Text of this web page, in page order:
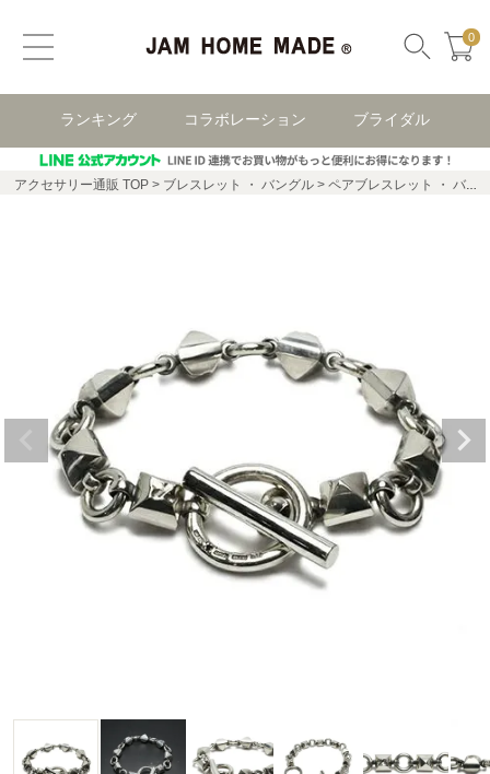
0
ランキング コラボレーション ブライダル
アクセサリー通販 TOP ブレスレット ・ バングル ペアブレスレット ・ バングル